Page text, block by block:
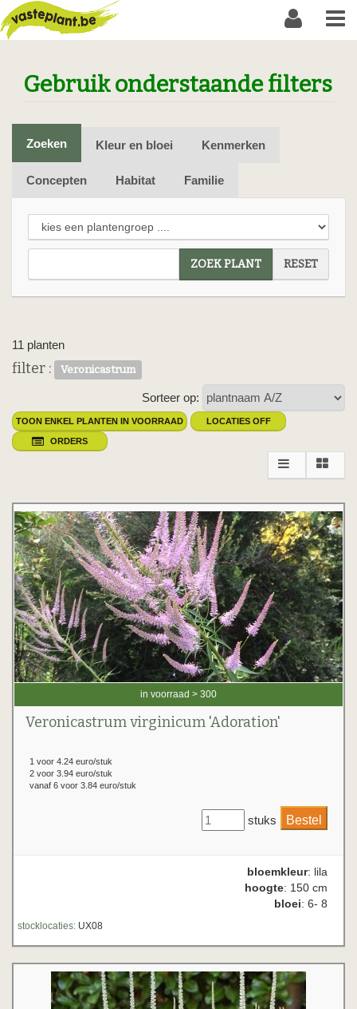
Gebruik onderstaande filters
Zoeken Kleur en bloei Kenmerken
Concepten Habitat Familie
ZOEK PLANT RESET
11 planten
filter : Veronicastrum
Sorteer op:
TOON ENKEL PLANTEN IN VOORRAAD LOCATIES OFF
ORDERS
in voorraad > 300
Veronicastrum virginicum 'Adoration'
1 voor 4.24 euro/stuk
2 voor 3.94 euro/stuk
vanaf 6 voor 3.84 euro/stuk
stuks
bloemkleur: lila
hoogte: 150 cm
bloei: 6- 8
stocklocaties: UX08